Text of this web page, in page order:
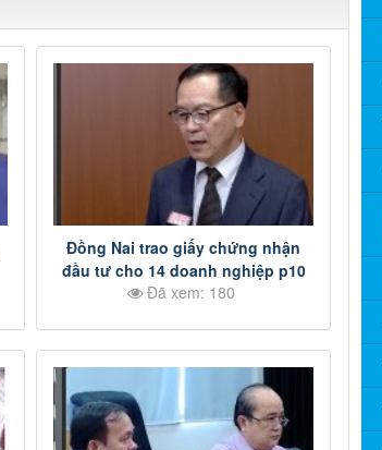
Đồng Nai trao giấy chứng nhận
đầu tư cho 14 doanh nghiệp p10
Đã xem: 180